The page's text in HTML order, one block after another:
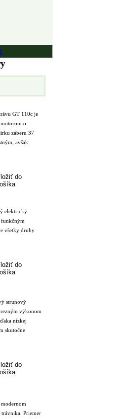
GT 110c je
o
záberu 37
avšak
elektrický
funkčným
všetky druhy
strunový
výkonom
nízkej
skutočne
Priemer